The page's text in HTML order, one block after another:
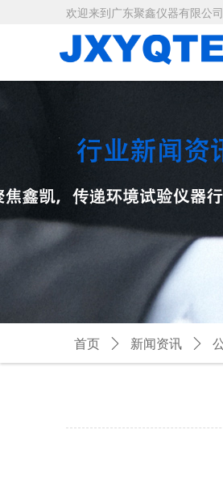
欢迎来到广东聚鑫仪器有限公司
首页 ꄲ 新闻资讯 ꄲ